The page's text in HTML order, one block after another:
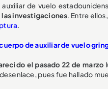
de vuelo
las investigaciones. Entre
.
de auxiliar de vuelo
el pasado 22 de marzo
pues fue hallado